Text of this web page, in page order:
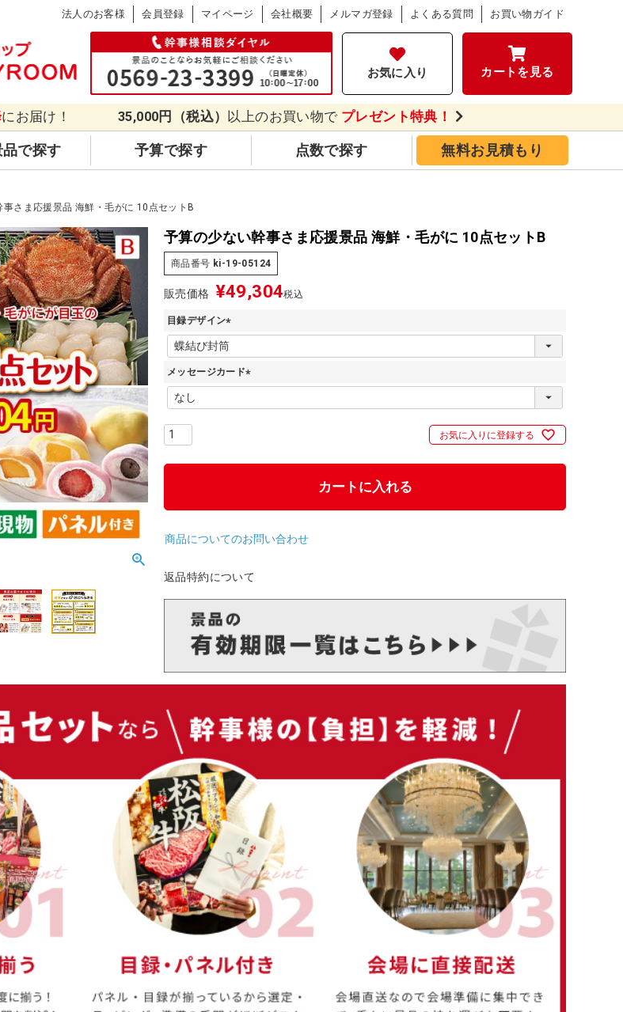
法人のお客様 会員登録 マイページ 会社概要 メルマガ登録 よくある質問 お買い物ガイド
お気に入り カートを見る
にお届け！ 35,000円（税込） 以上のお買い物で プレゼント特典！
品で探す 予算で探す 点数で探す 無料お見積もり
事さま応援景品 海鮮・毛がに 10点セットB
予算の少ない幹事さま応援景品 海鮮・毛がに 10点セットB
商品番号 ki-19-05124
販売価格 ¥49,304税込
目録デザイン
(
必
須
)
メッセージカード
必
お気に入りに登録する
カートに入れる
商品についてのお問い合わせ
返品特約について